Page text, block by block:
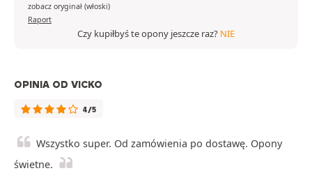
zobacz oryginał (włoski)
Raport
Czy kupiłbyś te opony jeszcze raz? NIE
OPINIA OD VICKO
4/5
Wszystko super. Od zamówienia po dostawę. Opony
świetne.